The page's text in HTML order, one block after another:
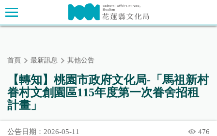
跳
到
主
主要內容區塊
首頁 最新訊息 其他公告
【轉知】桃園市政府文化局-「馬祖新村
眷村文創園區115年度第一次眷舍招租
計畫」
公告日期：2026-05-11 476